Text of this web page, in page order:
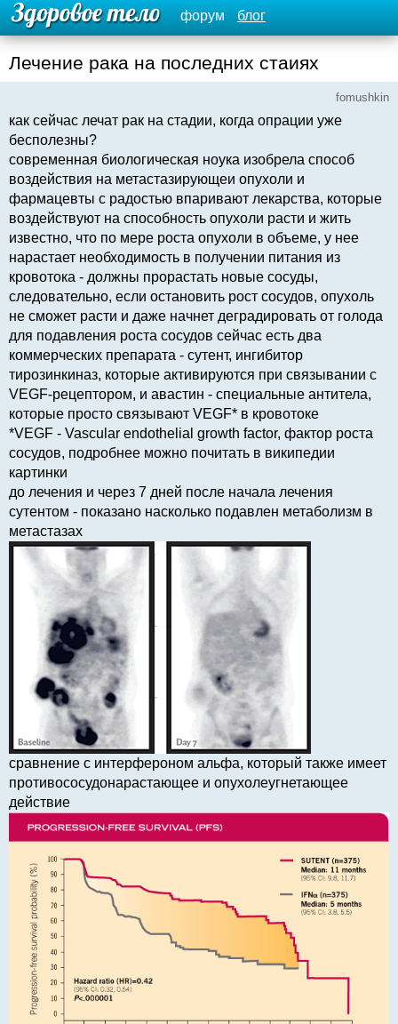
форум блог
Лечение рака на последних стаиях
fomushkin
как сейчас лечат рак на стадии, когда опрации уже
бесполезны?
современная биологическая ноука изобрела способ
воздействия на метастазирующеи опухоли и
фармацевты с радостью впаривают лекарства, которые
воздействуют на способность опухоли расти и жить
известно, что по мере роста опухоли в объеме, у нее
нарастает необходимость в получении питания из
кровотока - должны прорастать новые сосуды,
следовательно, если остановить рост сосудов, опухоль
не сможет расти и даже начнет деградировать от голода
для подавления роста сосудов сейчас есть два
коммерческих препарата - сутент, ингибитор
тирозинкиназ, которые активируются при связывании с
VEGF-рецептором, и авастин - специальные антитела,
которые просто связывают VEGF* в кровотоке
*VEGF - Vascular endothelial growth factor, фактор роста
сосудов, подробнее можно почитать в википедии
картинки
до лечения и через 7 дней после начала лечения
сутентом - показано насколько подавлен метаболизм в
метастазах
сравнение с интерфероном альфа, который также имеет
противососудонарастающее и опухолеугнетающее
действие